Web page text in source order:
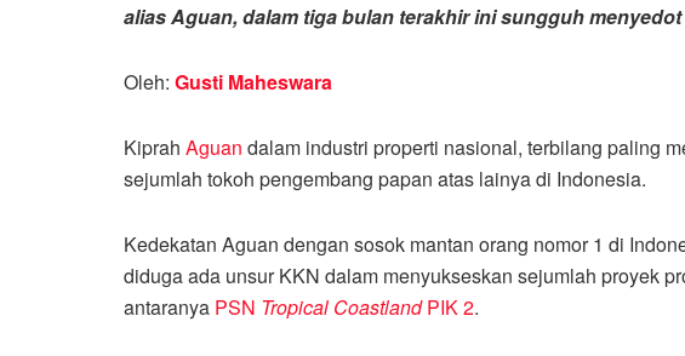
alias Aguan, dalam tiga bulan terakhir ini sungguh
Oleh: Gusti Maheswara
Kiprah Aguan dalam industri properti nasional, terbilang paling
sejumlah tokoh pengembang papan atas lainya di Indonesia.
Kedekatan Aguan dengan sosok mantan orang nomor 1 di
diduga ada unsur KKN dalam menyukseskan sejumlah proyek
antaranya PSN Tropical CoastlandPIK 2.